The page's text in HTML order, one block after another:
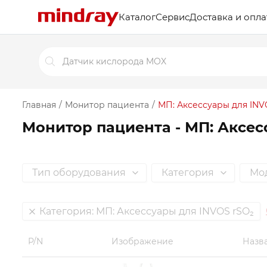
КаталогСервисДоставка и
товаров
Главная / Монитор пациента / МП: Аксессуары для
Монитор пациента - МП:
Тип оборудования Категория
Категория: МП: Аксессуары для INVOS rSO₂
P/N Изображение